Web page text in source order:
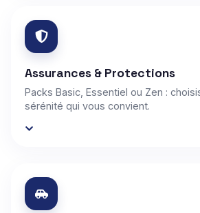
Assurances & Protections
Packs Basic, Essentiel ou Zen :
sérénité qui vous convient.